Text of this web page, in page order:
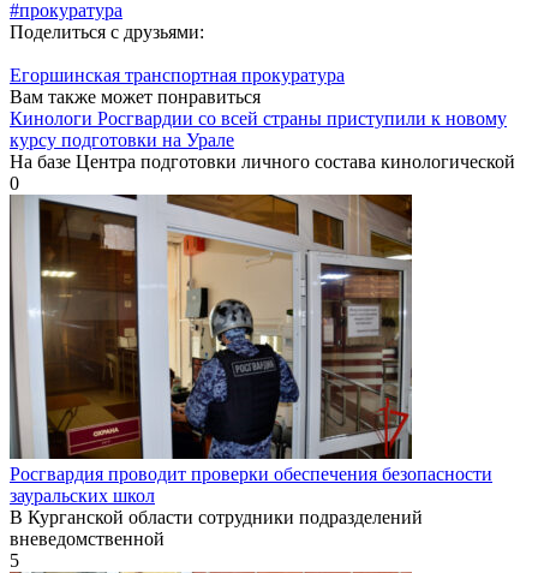
#прокуратура
Поделиться с друзьями:
Егоршинская транспортная прокуратура
Вам также может понравиться
Кинологи Росгвардии со всей страны приступили к новому
курсу подготовки на Урале
На базе Центра подготовки личного состава кинологической
0
Росгвардия проводит проверки обеспечения безопасности
зауральских школ
В Курганской области сотрудники подразделений
вневедомственной
5